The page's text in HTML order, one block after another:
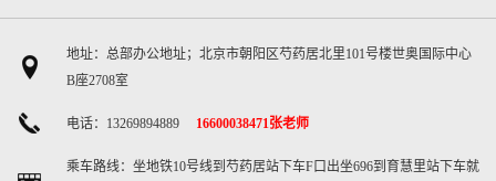
地址：总部办公地址；北京市朝阳区芍药居北里101号楼世奥国际中心
B座2708室
电话：13269894889 16600038471张老师
乘车路线：坐地铁10号线到芍药居站下车F口出坐696到育慧里站下车就